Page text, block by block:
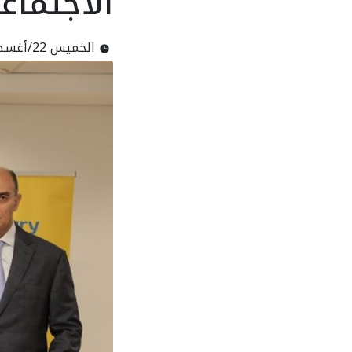
الخميس 22/أغسطس/2024 - 11:35 م